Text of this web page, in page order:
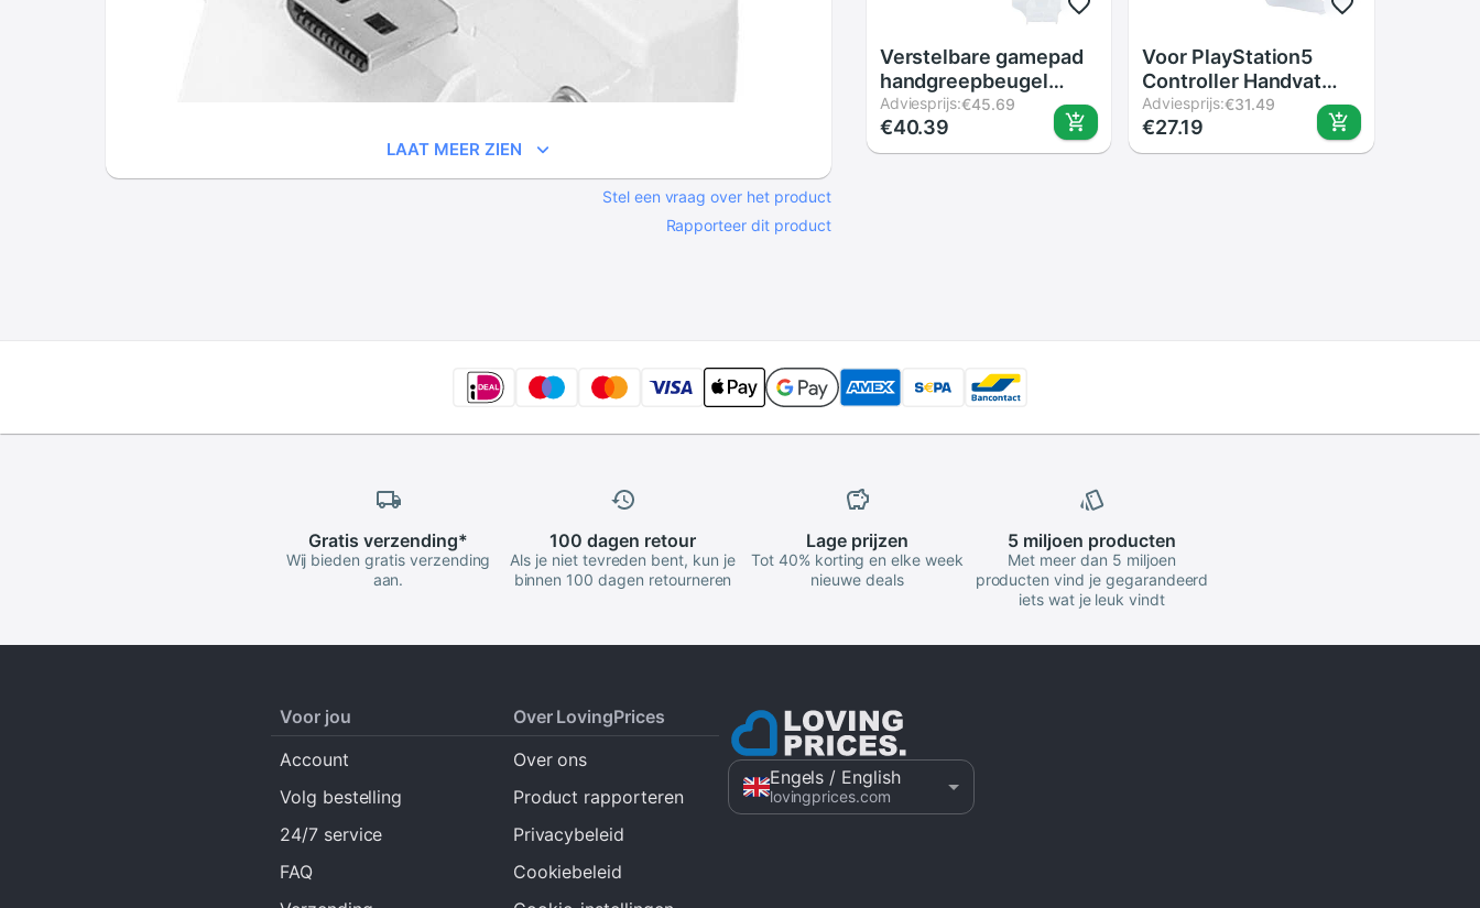
LAAT MEER ZIEN
Stel een vraag over het product
Rapporteer dit product
Verstelbare gamepad
handgreepbeugel
telefoonklem clip
game controller
standaard
Adviesprijs:€45.69
€40.39
Voor PlayStation5
Controller Handvat
Beugel Verstelbare
Met Roterende
Telefoon Houder
Adviesprijs:€31.49
€27.19
Gratis verzending*
Wij bieden gratis verzending
aan.
100 dagen retour
Als je niet tevreden bent, kun je
binnen 100 dagen retourneren
Lage prijzen
Tot 40% korting en elke week
nieuwe deals
5 miljoen producten
Met meer dan 5 miljoen
producten vind je gegarandeerd
iets wat je leuk vindt
Voor jou
Account
Volg bestelling
24/7 service
FAQ
Over LovingPrices
Over ons
Product rapporteren
Privacybeleid
Cookiebeleid
Engels / English
lovingprices.com